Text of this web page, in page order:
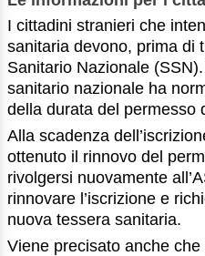
I cittadini stranieri che
sanitaria devono, prima di
Sanitario Nazionale
sanitario nazionale ha
della durata del permesso
Alla scadenza
ottenuto il rinnovo del
rivolgersi nuovamente
rinnovare l’iscrizione e
nuova tessera sanitaria.
Viene precisato anche